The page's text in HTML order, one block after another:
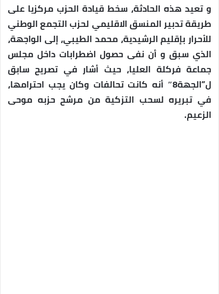
و تعيد هذه الحادثة، سخط قيادة الحزب مركزيا على
طريقة تدبير المنسق الاقليمي لحزب التجمع الوطني
للأحرار بإقليم الرشيدية، محمد الطيبي، إلى الواجهة،
الذي سبق و أن نفى حصول اضطرابات داخل مجلس
جماعة فركلة العليا، حيث أشار في تصريح سابق
ل”الجهة8″ أنه كانت تحالفات وكان يجب احترامها،
في تبريره لسحب التزكية من مرشح حزبه موحى
الزعيم.